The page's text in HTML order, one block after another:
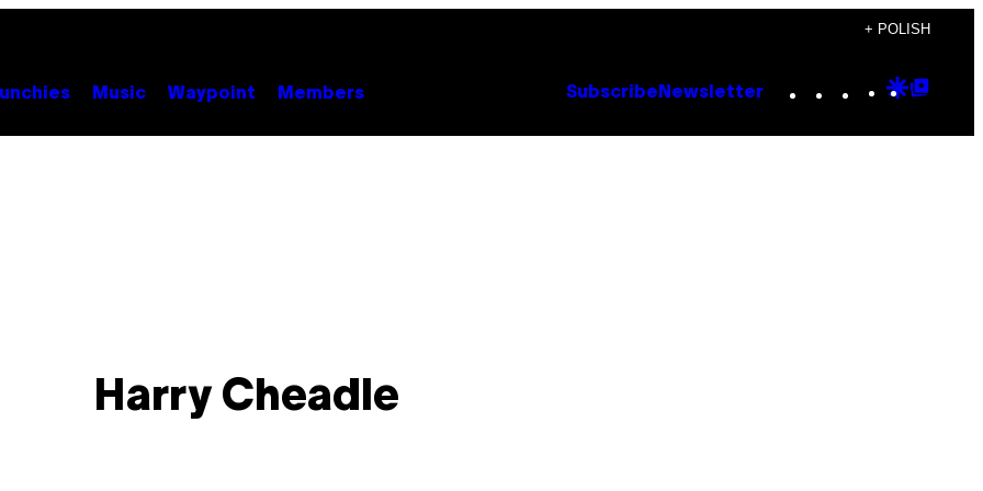
+ POLISH
Music Waypoint Members Subscribe Newsletter Instagram
TikTok
YouTube
Google
Harry Cheadle